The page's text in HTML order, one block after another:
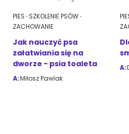
PIES SZKOLENIE PSÓW
ZACHOWANIE
Jak nauczyć psa
załatwiania się na
dworze - psia toaleta
A:Miłosz Pawlak
A: